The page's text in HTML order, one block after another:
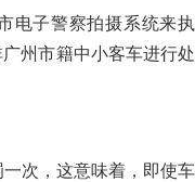
电子警察拍摄系统来执
州市籍中小客车进行处
次，这意味着，即使车